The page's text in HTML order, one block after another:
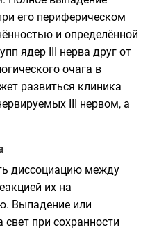
его периферическом
и определённой
ядер III нерва друг от
очага в
развиться клиника
III нервом, а
диссоциацию между
их на
. Выпадение или
свет при сохранности